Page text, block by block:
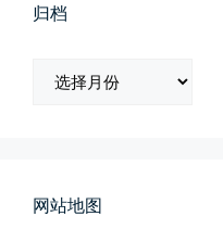
📅 05-04 12:35
归档
网站地图